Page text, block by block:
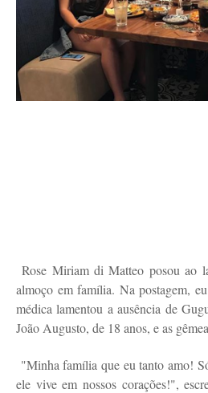
Rose Miriam di Matteo posou ao
almoço em família. Na postagem,
médica lamentou a ausência de
João Augusto, de 18 anos, e as
"Minha família que eu tanto amo!
ele vive em nossos corações!",